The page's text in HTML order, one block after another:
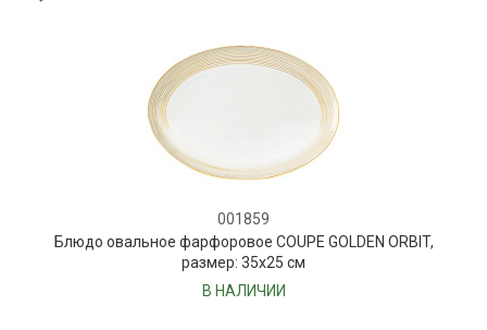
001859
Блюдо овальное фарфоровое COUPE GOLDEN ORBIT,
размер: 35х25 см
В НАЛИЧИИ